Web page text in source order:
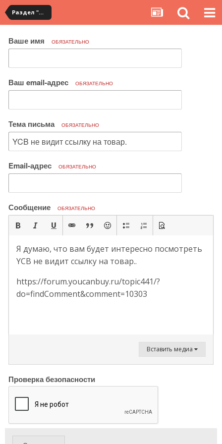
Раздел "Мои покупки" на сервисе YouCanBuy
Ваше имя ОБЯЗАТЕЛЬНО
Ваш email-адрес ОБЯЗАТЕЛЬНО
Тема письма ОБЯЗАТЕЛЬНО
Email-адрес ОБЯЗАТЕЛЬНО
Сообщение ОБЯЗАТЕЛЬНО
Я думаю, что вам будет интересно посмотреть
YCB не видит ссылку на товар..
https://forum.youcanbuy.ru/topic441/?
do=findComment&comment=10303
Вставить медиа
Проверка безопасности